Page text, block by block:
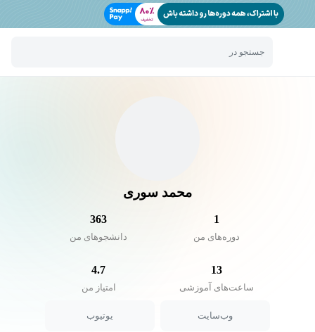
جستجو در
محمد سوری
1
دوره‌های من
363
دانشجو‌های من
13
ساعت‌های آموزشی
4.7
امتیاز من
وب‌سایت یوتیوب